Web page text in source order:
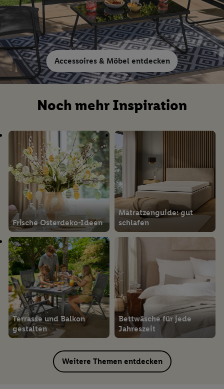
Accessoires & Möbel entdecken
Noch mehr Inspiration
Frische Osterdeko-Ideen
Matratzenguide: gut
schlafen
Terrasse und Balkon
gestalten
Bettwäsche für jede
Jahreszeit
Weitere Themen entdecken